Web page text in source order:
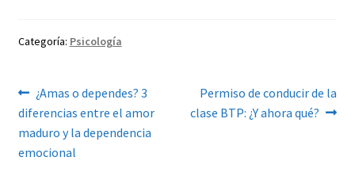
Categoría: Psicología
Navegación
de
entradas
Anterior:
¿Amas o dependes? 3
diferencias entre el amor
maduro y la dependencia
emocional
Siguiente:
Permiso de conducir de la
clase BTP: ¿Y ahora qué?